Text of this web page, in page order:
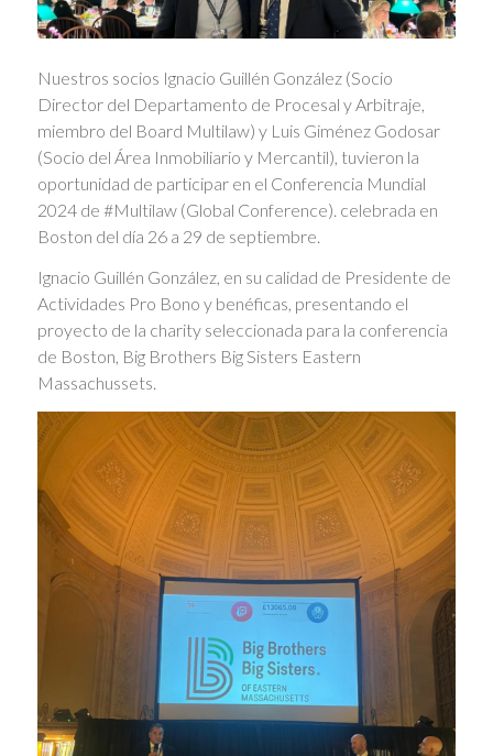
Nuestros socios Ignacio Guillén González (Socio
Director del Departamento de Procesal y Arbitraje,
miembro del Board Multilaw) y Luis Giménez Godosar
(Socio del Área Inmobiliario y Mercantil), tuvieron la
oportunidad de participar en el Conferencia Mundial
2024 de #Multilaw (Global Conference). celebrada en
Boston del día 26 a 29 de septiembre.
Ignacio Guillén González, en su calidad de Presidente de
Actividades Pro Bono y benéficas, presentando el
proyecto de la charity seleccionada para la conferencia
de Boston, Big Brothers Big Sisters Eastern
Massachussets.